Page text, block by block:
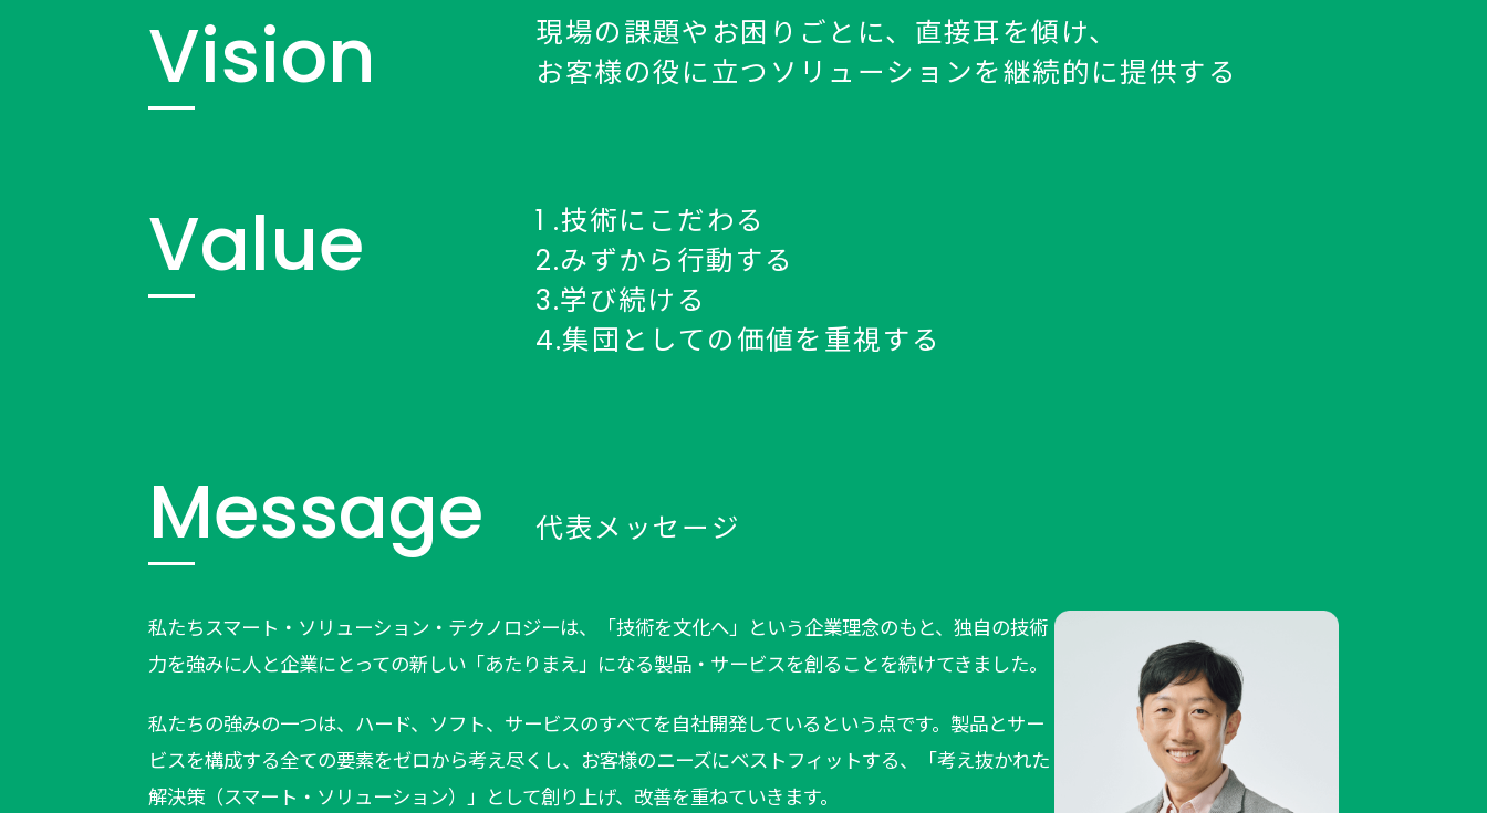
Vision
現場の課題やお困りごとに、直接耳を傾け、
お客様の役に立つソリューションを継続的に提供する
Value 1 .技術にこだわる
2.みずから行動する
3.学び続ける
4.集団としての価値を重視する
Message 代表メッセージ
私たちスマート・ソリューション・テクノロジーは、「技術を文化へ」という企業理念のもと、独自の技術
力を強みに人と企業にとっての新しい「あたりまえ」になる製品・サービスを創ることを続けてきました。
私たちの強みの一つは、ハード、ソフト、サービスのすべてを自社開発しているという点です。製品とサー
ビスを構成する全ての要素をゼロから考え尽くし、お客様のニーズにベストフィットする、「考え抜かれた
解決策（スマート・ソリューション）」として創り上げ、改善を重ねていきます。